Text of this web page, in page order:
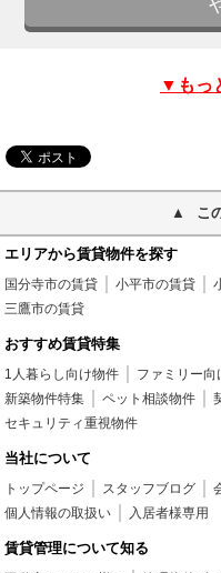
▼もっ
こ
エリアから賃貸物件を探す
国分寺市の賃貸 小平市の賃貸
三鷹市の賃貸
おすすめ賃貸特集
1人暮らし向け物件 ファミリー向
新築物件特集
ペット相談物件
セキュリティ重視物件
当社について
トップページ スタッフブログ
個人情報の取扱い
入居者様専用
賃貸管理について知る